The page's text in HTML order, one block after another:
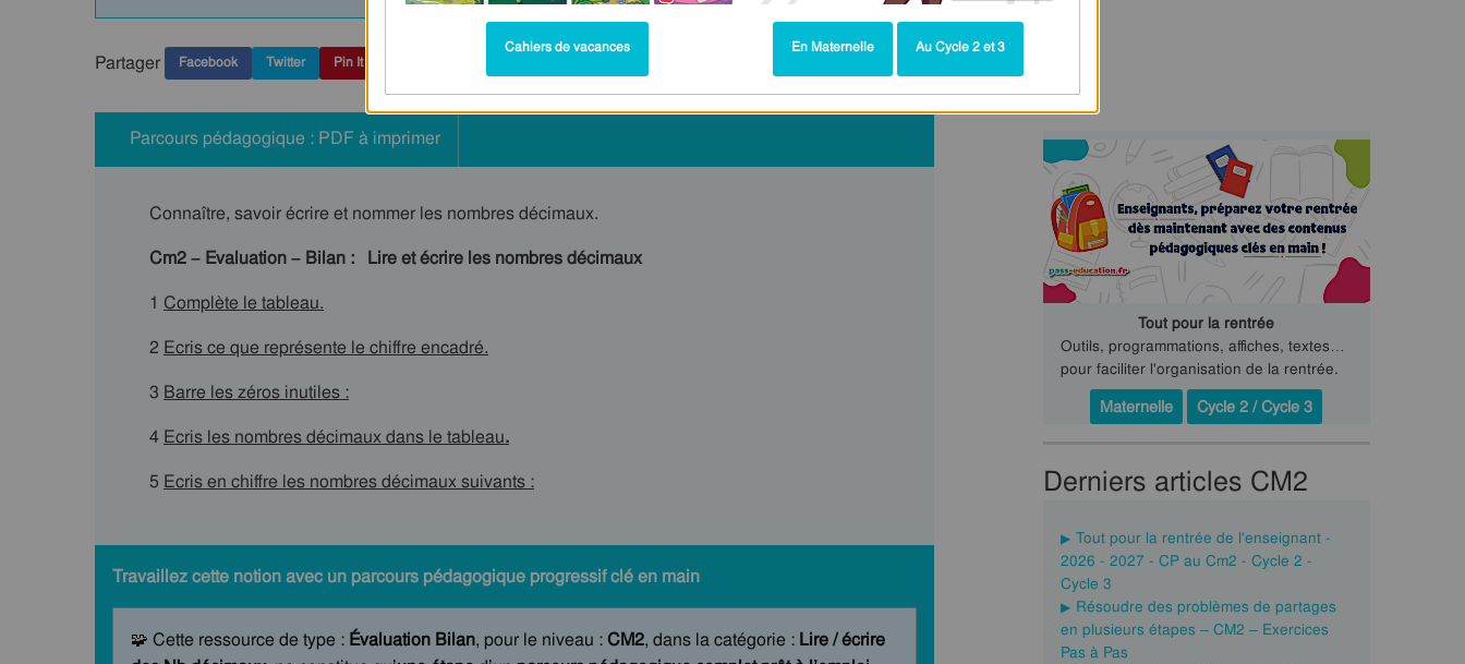
Partager Facebook Twitter Pin It
Parcours pédagogique : PDF à imprimer
Connaître, savoir écrire et nommer les nombres décimaux.
Cm2 – Evaluation – Bilan : Lire et écrire les nombres décimaux
1 Complète le tableau.
2 Ecris ce que représente le chiffre encadré.
3 Barre les zéros inutiles :
4 Ecris les nombres décimaux dans le tableau.
5 Ecris en chiffre les nombres décimaux suivants :
Travaillez cette notion avec un parcours pédagogique progressif clé en main
🧩 Cette ressource de type : Évaluation Bilan, pour le niveau :CM2, dans la catégorie : Lire / écrire
Tout pour la rentrée
Outils, programmations, affiches, textes…
pour faciliter l'organisation de la rentrée.
Maternelle
Cycle 2 / Cycle 3
Derniers articles CM2
Tout pour la rentrée de l'enseignant -
2026 - 2027 - CP au Cm2 - Cycle 2 -
Cycle 3
Résoudre des problèmes de partages
en plusieurs étapes – CM2 – Exercices
Pas à Pas
Cahiers de vacances En Maternelle Au Cycle 2 et 3